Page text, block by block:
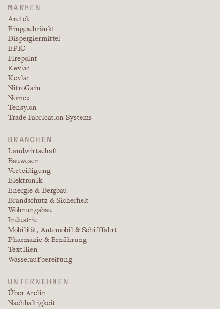
MARKEN
Arctek
Eingeschränkt
Dispergiermittel
EPIC
Firepoint
Kevlar
Kevlar
NitroGain
Nomex
Tensylon
Trade Fabrication Systems
BRANCHEN
Landwirtschaft
Bauwesen
Verteidigung
Elektronik
Energie & Bergbau
Brandschutz & Sicherheit
Wohnungsbau
Industrie
Mobilität, Automobil & Schifffahrt
Pharmazie & Ernährung
Textilien
Wasseraufbereitung
UNTERNEHMEN
Über Arclin
Nachhaltigkeit